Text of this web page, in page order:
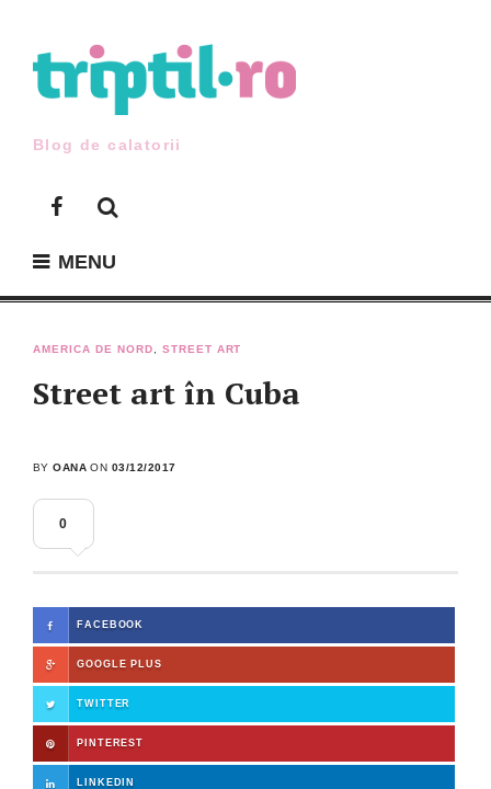
content
Blog de calatorii
Facebook
MENU
AMERICA DE NORD STREET ART
Street art în Cuba
BYOANA ON 03/12/2017
0
FACEBOOK
GOOGLE PLUS
TWITTER
PINTEREST
LINKEDIN